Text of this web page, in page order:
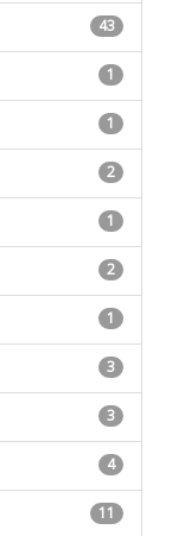
43
1
1
2
1
2
1
3
3
4
11